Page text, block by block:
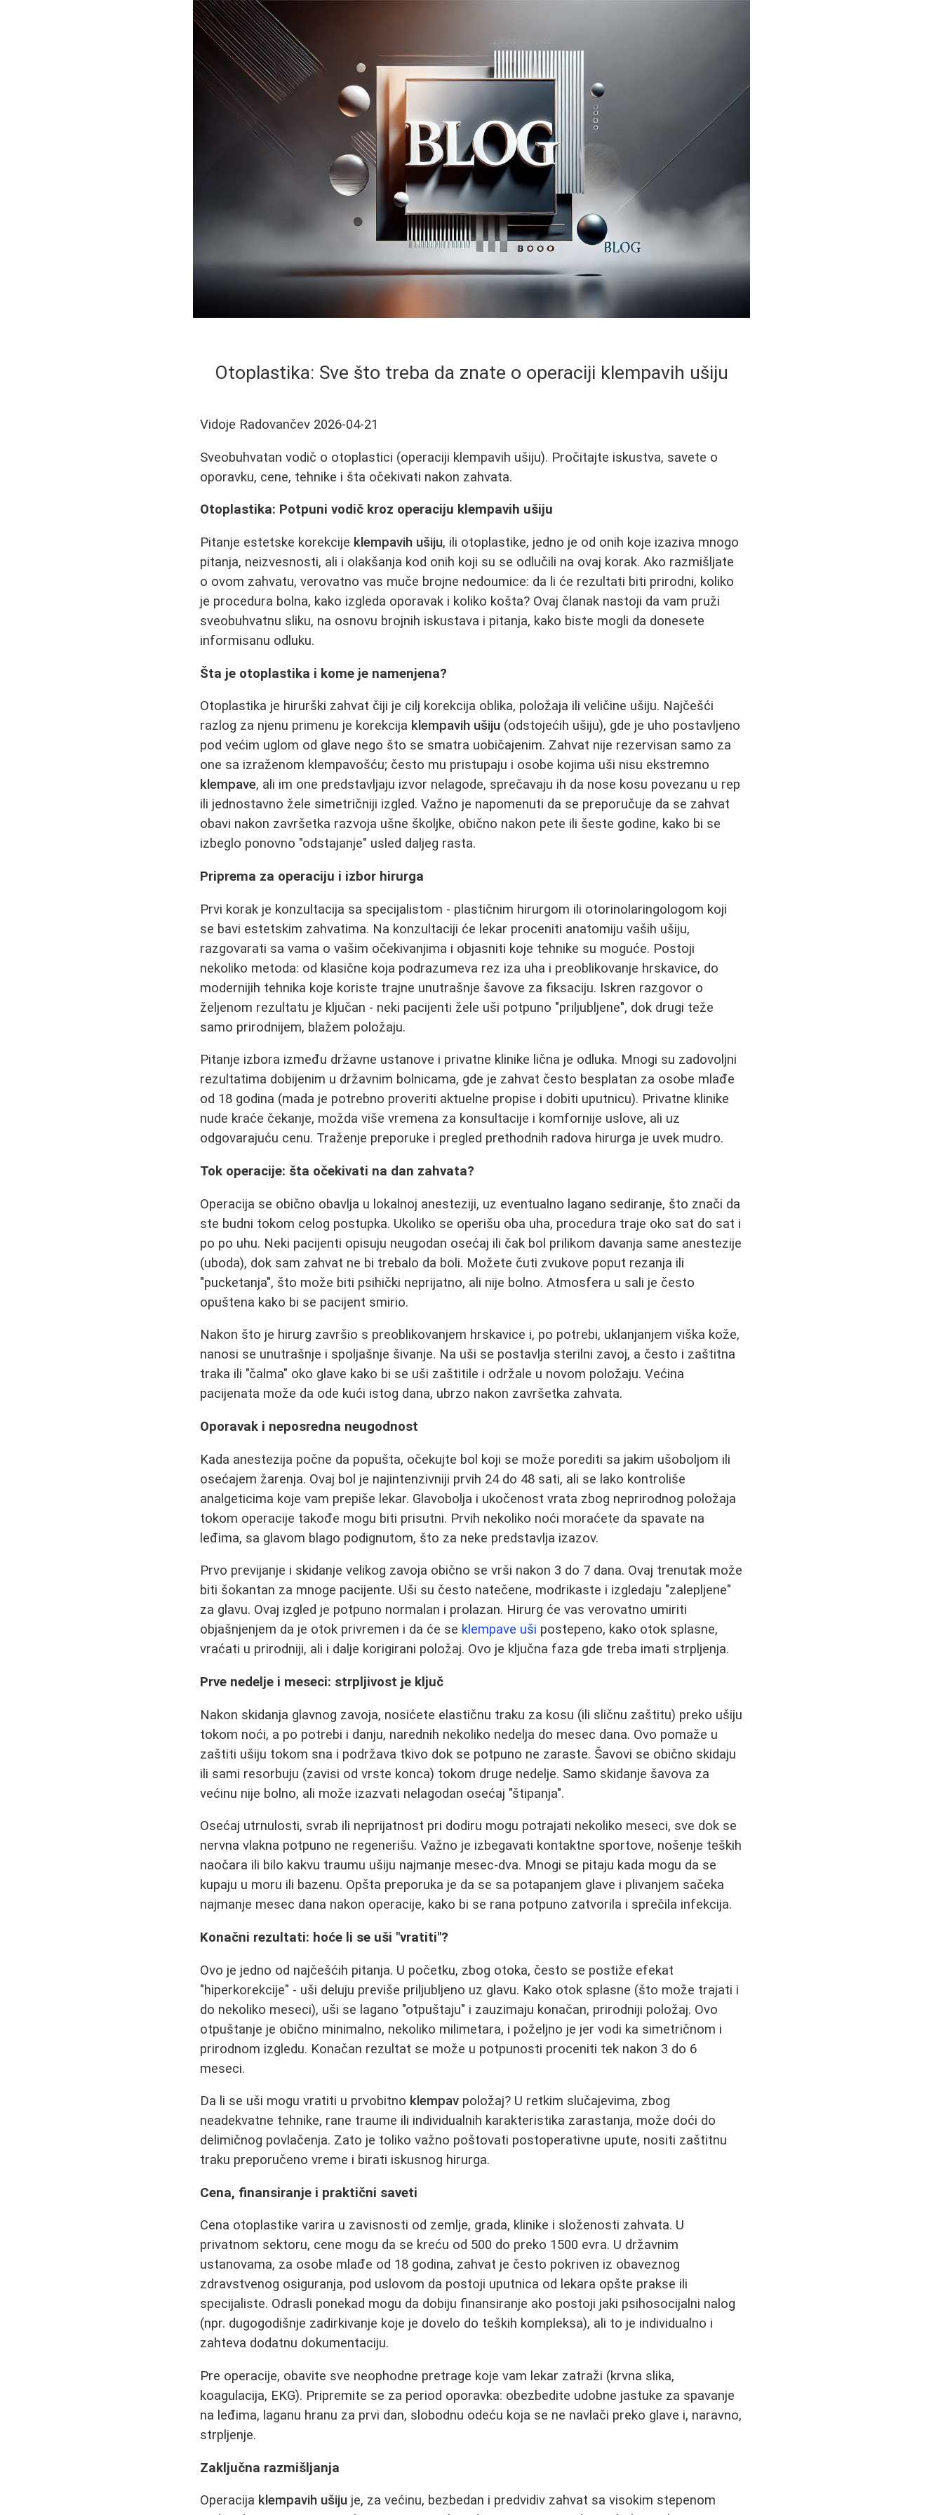
Otoplastika: Sve što treba da znate o operaciji klempavih ušiju
Vidoje Radovančev 2026-04-21
Sveobuhvatan vodič o otoplastici (operaciji klempavih ušiju). Pročitajte iskustva, savete o
oporavku, cene, tehnike i šta očekivati nakon zahvata.
Otoplastika: Potpuni vodič kroz operaciju klempavih ušiju
Pitanje estetske korekcije klempavih ušiju, ili otoplastike, jedno je od onih koje izaziva mnogo
pitanja, neizvesnosti, ali i olakšanja kod onih koji su se odlučili na ovaj korak. Ako razmišljate
o ovom zahvatu, verovatno vas muče brojne nedoumice: da li će rezultati biti prirodni, koliko
je procedura bolna, kako izgleda oporavak i koliko košta? Ovaj članak nastoji da vam pruži
sveobuhvatnu sliku, na osnovu brojnih iskustava i pitanja, kako biste mogli da donesete
informisanu odluku.
Šta je otoplastika i kome je namenjena?
Otoplastika je hirurški zahvat čiji je cilj korekcija oblika, položaja ili veličine ušiju. Najčešći
razlog za njenu primenu je korekcija klempavih ušiju (odstojećih ušiju), gde je uho postavljeno
pod većim uglom od glave nego što se smatra uobičajenim. Zahvat nije rezervisan samo za
one sa izraženom klempavošću; često mu pristupaju i osobe kojima uši nisu ekstremno
klempave, ali im one predstavljaju izvor nelagode, sprečavaju ih da nose kosu povezanu u rep
ili jednostavno žele simetričniji izgled. Važno je napomenuti da se preporučuje da se zahvat
obavi nakon završetka razvoja ušne školjke, obično nakon pete ili šeste godine, kako bi se
izbeglo ponovno "odstajanje" usled daljeg rasta.
Priprema za operaciju i izbor hirurga
Prvi korak je konzultacija sa specijalistom - plastičnim hirurgom ili otorinolaringologom koji
se bavi estetskim zahvatima. Na konzultaciji će lekar proceniti anatomiju vaših ušiju,
razgovarati sa vama o vašim očekivanjima i objasniti koje tehnike su moguće. Postoji
nekoliko metoda: od klasične koja podrazumeva rez iza uha i preoblikovanje hrskavice, do
modernijih tehnika koje koriste trajne unutrašnje šavove za fiksaciju. Iskren razgovor o
željenom rezultatu je ključan - neki pacijenti žele uši potpuno "priljubljene", dok drugi teže
samo prirodnijem, blažem položaju.
Pitanje izbora između državne ustanove i privatne klinike lična je odluka. Mnogi su zadovoljni
rezultatima dobijenim u državnim bolnicama, gde je zahvat često besplatan za osobe mlađe
od 18 godina (mada je potrebno proveriti aktuelne propise i dobiti uputnicu). Privatne klinike
nude kraće čekanje, možda više vremena za konsultacije i komfornije uslove, ali uz
odgovarajuću cenu. Traženje preporuke i pregled prethodnih radova hirurga je uvek mudro.
Tok operacije: šta očekivati na dan zahvata?
Operacija se obično obavlja u lokalnoj anesteziji, uz eventualno lagano sediranje, što znači da
ste budni tokom celog postupka. Ukoliko se operišu oba uha, procedura traje oko sat do sat i
po po uhu. Neki pacijenti opisuju neugodan osećaj ili čak bol prilikom davanja same anestezije
(uboda), dok sam zahvat ne bi trebalo da boli. Možete čuti zvukove poput rezanja ili
"pucketanja", što može biti psihički neprijatno, ali nije bolno. Atmosfera u sali je često
opuštena kako bi se pacijent smirio.
Nakon što je hirurg završio s preoblikovanjem hrskavice i, po potrebi, uklanjanjem viška kože,
nanosi se unutrašnje i spoljašnje šivanje. Na uši se postavlja sterilni zavoj, a često i zaštitna
traka ili "čalma" oko glave kako bi se uši zaštitile i održale u novom položaju. Većina
pacijenata može da ode kući istog dana, ubrzo nakon završetka zahvata.
Oporavak i neposredna neugodnost
Kada anestezija počne da popušta, očekujte bol koji se može porediti sa jakim ušoboljom ili
osećajem žarenja. Ovaj bol je najintenzivniji prvih 24 do 48 sati, ali se lako kontroliše
analgeticima koje vam prepiše lekar. Glavobolja i ukočenost vrata zbog neprirodnog položaja
tokom operacije takođe mogu biti prisutni. Prvih nekoliko noći moraćete da spavate na
leđima, sa glavom blago podignutom, što za neke predstavlja izazov.
Prvo previjanje i skidanje velikog zavoja obično se vrši nakon 3 do 7 dana. Ovaj trenutak može
biti šokantan za mnoge pacijente. Uši su često natečene, modrikaste i izgledaju "zalepljene"
za glavu. Ovaj izgled je potpuno normalan i prolazan. Hirurg će vas verovatno umiriti
objašnjenjem da je otok privremen i da će se klempave uši postepeno, kako otok splasne,
vraćati u prirodniji, ali i dalje korigirani položaj. Ovo je ključna faza gde treba imati strpljenja.
Prve nedelje i meseci: strpljivost je ključ
Nakon skidanja glavnog zavoja, nosićete elastičnu traku za kosu (ili sličnu zaštitu) preko ušiju
tokom noći, a po potrebi i danju, narednih nekoliko nedelja do mesec dana. Ovo pomaže u
zaštiti ušiju tokom sna i podržava tkivo dok se potpuno ne zaraste. Šavovi se obično skidaju
ili sami resorbuju (zavisi od vrste konca) tokom druge nedelje. Samo skidanje šavova za
većinu nije bolno, ali može izazvati nelagodan osećaj "štipanja".
Osećaj utrnulosti, svrab ili neprijatnost pri dodiru mogu potrajati nekoliko meseci, sve dok se
nervna vlakna potpuno ne regenerišu. Važno je izbegavati kontaktne sportove, nošenje teških
naočara ili bilo kakvu traumu ušiju najmanje mesec-dva. Mnogi se pitaju kada mogu da se
kupaju u moru ili bazenu. Opšta preporuka je da se sa potapanjem glave i plivanjem sačeka
najmanje mesec dana nakon operacije, kako bi se rana potpuno zatvorila i sprečila infekcija.
Konačni rezultati: hoće li se uši "vratiti"?
Ovo je jedno od najčešćih pitanja. U početku, zbog otoka, često se postiže efekat
"hiperkorekcije" - uši deluju previše priljubljeno uz glavu. Kako otok splasne (što može trajati i
do nekoliko meseci), uši se lagano "otpuštaju" i zauzimaju konačan, prirodniji položaj. Ovo
otpuštanje je obično minimalno, nekoliko milimetara, i poželjno je jer vodi ka simetričnom i
prirodnom izgledu. Konačan rezultat se može u potpunosti proceniti tek nakon 3 do 6
meseci.
Da li se uši mogu vratiti u prvobitno klempav položaj? U retkim slučajevima, zbog
neadekvatne tehnike, rane traume ili individualnih karakteristika zarastanja, može doći do
delimičnog povlačenja. Zato je toliko važno poštovati postoperativne upute, nositi zaštitnu
traku preporučeno vreme i birati iskusnog hirurga.
Cena, finansiranje i praktični saveti
Cena otoplastike varira u zavisnosti od zemlje, grada, klinike i složenosti zahvata. U
privatnom sektoru, cene mogu da se kreću od 500 do preko 1500 evra. U državnim
ustanovama, za osobe mlađe od 18 godina, zahvat je često pokriven iz obaveznog
zdravstvenog osiguranja, pod uslovom da postoji uputnica od lekara opšte prakse ili
specijaliste. Odrasli ponekad mogu da dobiju finansiranje ako postoji jaki psihosocijalni nalog
(npr. dugogodišnje zadirkivanje koje je dovelo do teških kompleksa), ali to je individualno i
zahteva dodatnu dokumentaciju.
Pre operacije, obavite sve neophodne pretrage koje vam lekar zatraži (krvna slika,
koagulacija, EKG). Pripremite se za period oporavka: obezbedite udobne jastuke za spavanje
na leđima, laganu hranu za prvi dan, slobodnu odeću koja se ne navlači preko glave i, naravno,
strpljenje.
Zaključna razmišljanja
Operacija klempavih ušiju je, za većinu, bezbedan i predvidiv zahvat sa visokim stepenom